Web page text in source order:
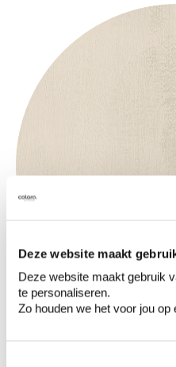
Deze website maakt
Deze website maakt gebruik
te personaliseren.
Zo houden we het voor jou